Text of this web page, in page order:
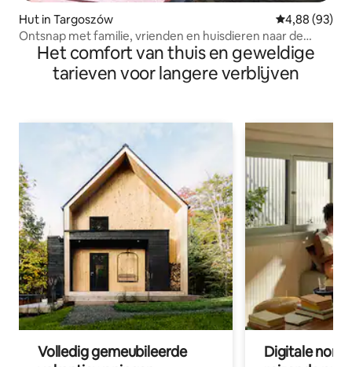
Hut in Targoszów Gemiddelde
4,88 (93)
Ontsnap met familie, vrienden en huisdieren naar de
natuur
Het comfort van thuis en geweldige
tarieven voor langere verblijven
Volledig gemeubileerde
Digitale